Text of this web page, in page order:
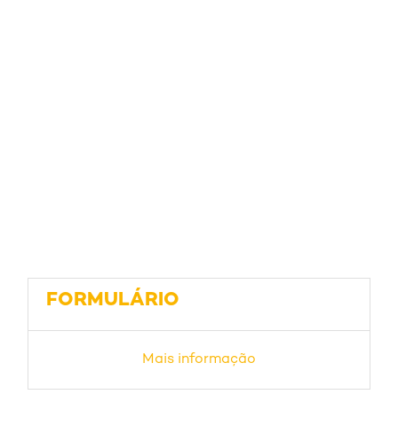
FORMULÁRIO
Mais informação